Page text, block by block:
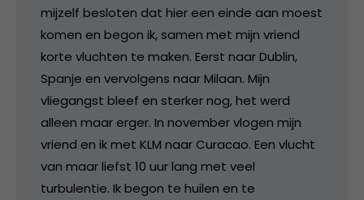
mijzelf besloten dat hier een einde aan moest
komen en begon ik, samen met mijn vriend
korte vluchten te maken. Eerst naar Dublin,
Spanje en vervolgens naar Milaan. Mijn
vliegangst bleef en sterker nog, het werd
alleen maar erger. In november vlogen mijn
vriend en ik met KLM naar Curacao. Een vlucht
van maar liefst 10 uur lang met veel
turbulentie. Ik begon te huilen en te